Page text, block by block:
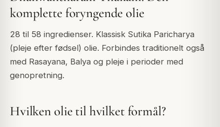
komplette foryngende olie
28 til 58 ingredienser. Klassisk Sutika Paricharya
(pleje efter fødsel) olie. Forbindes traditionelt også
med Rasayana, Balya og pleje i perioder med
genopretning.
Hvilken olie til hvilket formål?